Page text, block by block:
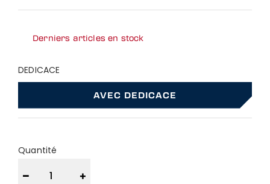
Derniers articles en stock
DEDICACE
AVEC DEDICACE
Quantité
− +